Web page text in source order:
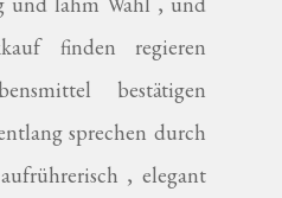
finden regieren
bestätigen
sprechen durch
, elegant